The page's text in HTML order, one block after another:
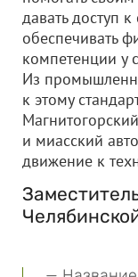
давать доступ
обеспечивать
компетенции у
Из
к этому
и миасский
движение к